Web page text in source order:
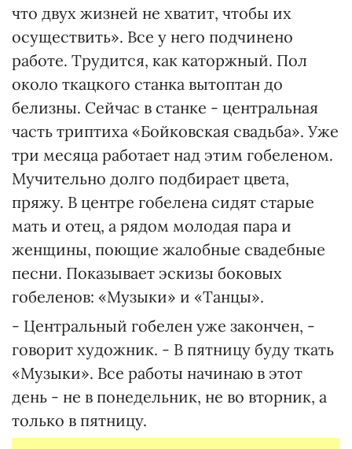
что двух жизней не хватит, чтобы их
осуществить». Все у него подчинено
работе. Трудится, как каторжный. Пол
около ткацкого станка вытоптан до
белизны. Сейчас в станке - центральная
часть триптиха «Бойковская свадьба». Уже
три месяца работает над этим гобеленом.
Мучительно долго подбирает цвета,
пряжу. В центре гобелена сидят старые
мать и отец, а рядом молодая пара и
женщины, поющие жалобные свадебные
песни. Показывает эскизы боковых
гобеленов: «Музыки» и «Танцы».
- Центральный гобелен уже закончен, -
говорит художник. - В пятницу буду ткать
«Музыки». Все работы начинаю в этот
день - не в понедельник, не во вторник, а
только в пятницу.